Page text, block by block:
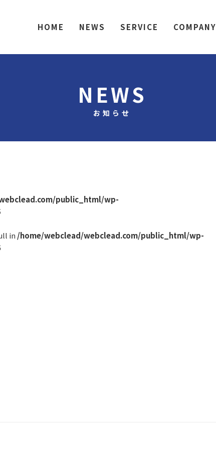
HOME NEWS SERVICE COMPANY
NEWS
お知らせ
public_html/wp-
in /home/webclead/webclead.com/public_html/wp-